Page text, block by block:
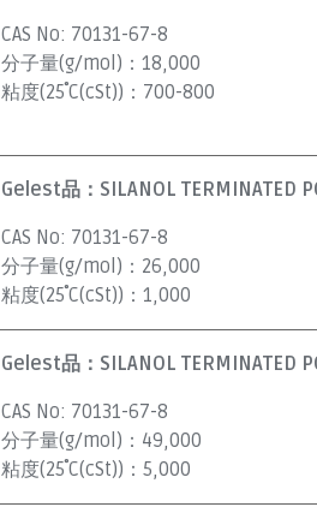
CAS No: 70131-67-8
分子量(g/mol)： 18,000
粘度(25˚C(cSt))： 700-800
Gelest品： SILANOL TERMINATED
CAS No: 70131-67-8
分子量(g/mol)： 26,000
粘度(25˚C(cSt))： 1,000
Gelest品： SILANOL TERMINATED
CAS No: 70131-67-8
分子量(g/mol)： 49,000
粘度(25˚C(cSt))： 5,000